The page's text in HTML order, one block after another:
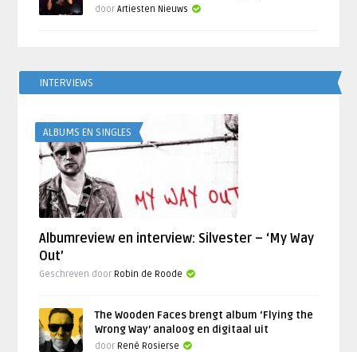
doorArtiesten Nieuws
INTERVIEWS
ALBUMS EN SINGLES
Albumreview en interview: Silvester – ‘My Way
Out’
Geschreven door Robin de Roode
The Wooden Faces brengt album ‘Flying the
Wrong Way’ analoog en digitaal uit
door René Rosierse